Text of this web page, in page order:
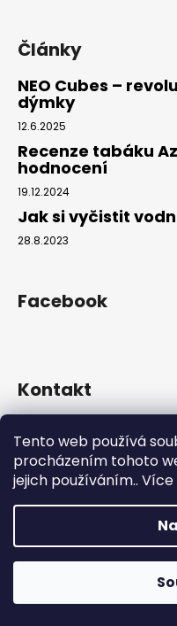
Tento web používá
procházením tohoto
jejich používáním..
Články
NEO Cubes –
dýmky
12.6.2025
Recenze tabáku
hodnocení
19.12.2024
Jak si vyčistit
28.8.2023
Facebook
Kontakt
+420 739 522 572
hookah_gang.cz/
Copyright 2026Hookah